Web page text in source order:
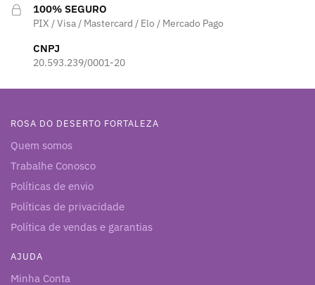
100% SEGURO
PIX / Visa / Mastercard / Elo / Mercado Pago
CNPJ
20.593.239/0001-20
ROSA DO DESERTO FORTALEZA
Quem somos
Trabalhe Conosco
Políticas de envio
Políticas de privacidade
Política de vendas e garantias
AJUDA
Minha Conta